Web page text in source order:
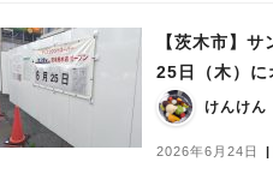
【茨木市】
25日（木）に
けんけん
2026年6月24日